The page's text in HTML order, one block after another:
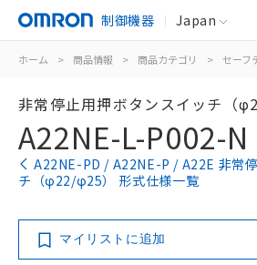
制御機器 Japan
ホーム > 商品情報 > 商品カテゴリ > セーフ
非常停止用押ボタンスイッチ（
A22NE-L-P002-N
A22NE-PD / A22NE-P / A22E 非常
チ（φ22/φ25） 形式仕様一覧
マイリストに追加